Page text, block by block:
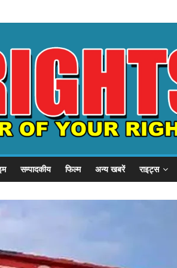
सम्पादकीय फिल्म अन्य खबरें राइट्स